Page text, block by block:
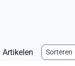
Artikelen